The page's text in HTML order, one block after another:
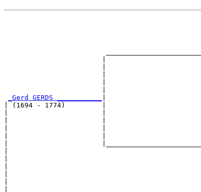
_Gerd GERDS ___________
| (1694 - 1774)         |